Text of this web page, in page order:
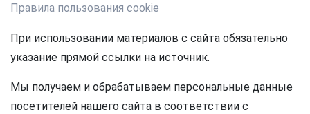
Правила пользования cookie
При использовании материалов с сайта обязательно
указание прямой ссылки на источник.
Мы получаем и обрабатываем персональные данные
посетителей нашего сайта в соответствии с